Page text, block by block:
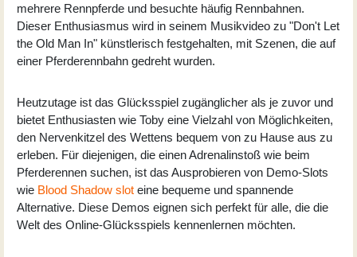
mehrere Rennpferde und besuchte häufig Rennbahnen.
Dieser Enthusiasmus wird in seinem Musikvideo zu "Don't Let
the Old Man In" künstlerisch festgehalten, mit Szenen, die auf
einer Pferderennbahn gedreht wurden.
Heutzutage ist das Glücksspiel zugänglicher als je zuvor und
bietet Enthusiasten wie Toby eine Vielzahl von Möglichkeiten,
den Nervenkitzel des Wettens bequem von zu Hause aus zu
erleben. Für diejenigen, die einen Adrenalinstoß wie beim
Pferderennen suchen, ist das Ausprobieren von Demo-Slots
wie Blood Shadow slot eine bequeme und spannende
Alternative. Diese Demos eignen sich perfekt für alle, die die
Welt des Online-Glücksspiels kennenlernen möchten.